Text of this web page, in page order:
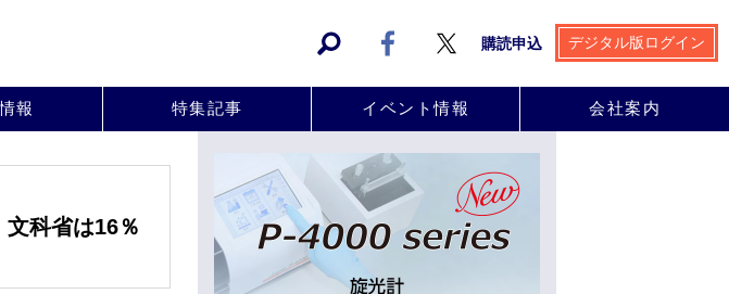
購読申込 デジタル版ログイン
報 特集記事 イベント情報 会社案内
科省は16％